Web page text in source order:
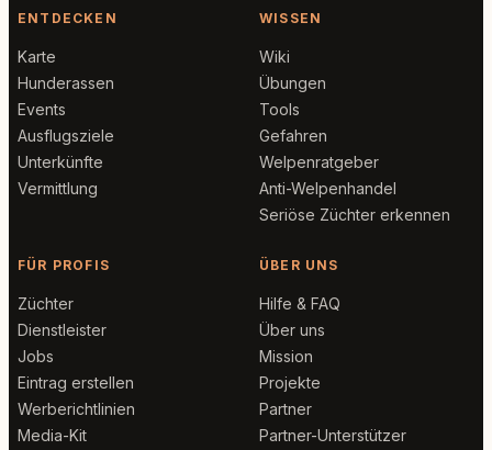
ENTDECKEN
Karte
Hunderassen
Events
Ausflugsziele
Unterkünfte
Vermittlung
WISSEN
Wiki
Übungen
Tools
Gefahren
Welpenratgeber
Anti-Welpenhandel
Seriöse Züchter erkennen
FÜR PROFIS
Züchter
Dienstleister
Jobs
Eintrag erstellen
Werberichtlinien
Media-Kit
ÜBER UNS
Hilfe & FAQ
Über uns
Mission
Projekte
Partner
Partner-Unterstützer